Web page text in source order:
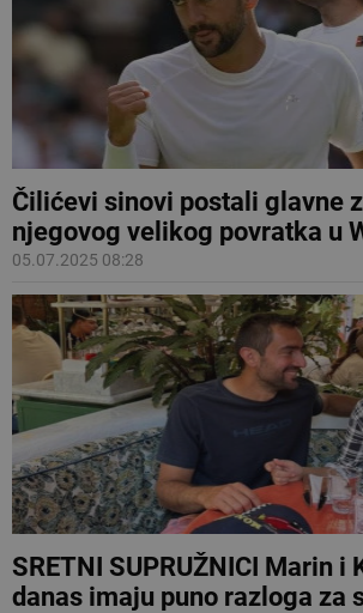
Čilićevi sinovi postali glavne
njegovog velikog povratka u
05.07.2025 08:28
SRETNI SUPRUŽNICI Marin i
danas imaju puno razloga za